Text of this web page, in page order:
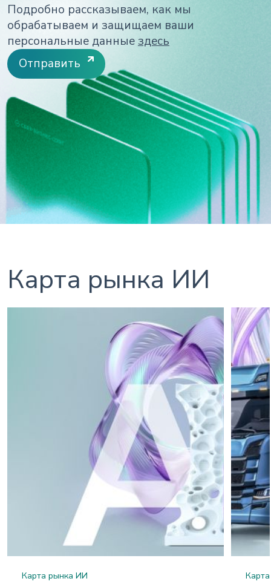
Подробно рассказываем, как мы
обрабатываем и защищаем ваши
персональные данныездесь
Отправить
Карта рынка ИИ
Карта рынка ИИ